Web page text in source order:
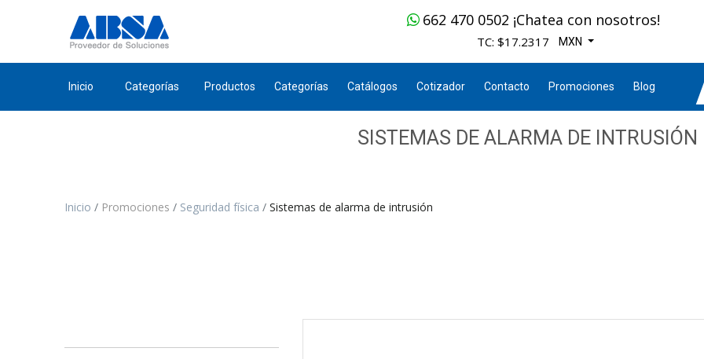
662 470 0502 ¡Chatea con nosotros!
TC: $17.2317 MXN
Inicio Categorías Productos Categorías Catálogos Cotizador Contacto Promociones Blog
SISTEMAS DE ALARMA DE INTRUSIÓN
Inicio Promociones Seguridad física Sistemas de alarma de intrusión